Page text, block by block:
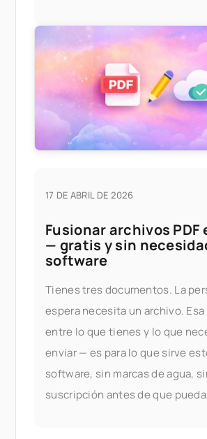
17 DE ABRIL DE 2026
Fusionar archivos PDF
— gratis y sin
software
Tienes tres documentos. La
espera necesita un archivo.
entre lo que tienes y lo que
enviar — es para lo que sirve
software, sin marcas de agua,
suscripción antes de que